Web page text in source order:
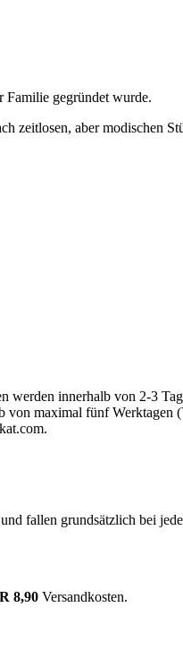
Familie gegründet wurde.
zeitlosen, aber
innerhalb von 2-3
maximal fünf
.
fallen grundsätzlich bei
8,90 Versandkosten.